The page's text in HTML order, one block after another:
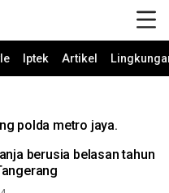
Iptek Artikel
polda metro jaya.
berusia belasan tahun